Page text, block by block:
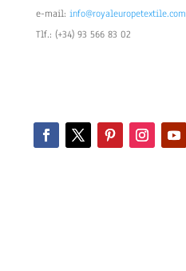
e-mail: info@royaleuropetextile.com
Tlf.: (+34) 93 566 83 02